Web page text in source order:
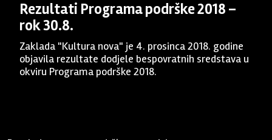
Rezultati Programa podrške 2018 –
rok 30.8.
Zaklada "Kultura nova" je 4. prosinca 2018. godine
objavila rezultate dodjele bespovratnih sredstava u
okviru Programa podrške 2018.